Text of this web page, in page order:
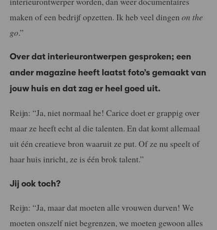
maken of een bedrijf opzetten. Ik heb veel dingen on the
go.”
Over dat interieurontwerpen gesproken; een
ander magazine heeft laatst foto’s gemaakt van
jouw huis en dat zag er heel goed uit.
Reijn: “Ja, niet normaal he! Carice doet er grappig over
maar ze heeft echt al die talenten. En dat komt allemaal
uit één creatieve bron waaruit ze put. Of ze nu speelt of
haar huis inricht, ze is één brok talent.”
Jij ook toch?
Reijn: “Ja, maar dat moeten alle vrouwen durven! We
moeten onszelf niet begrenzen, we moeten gewoon alles